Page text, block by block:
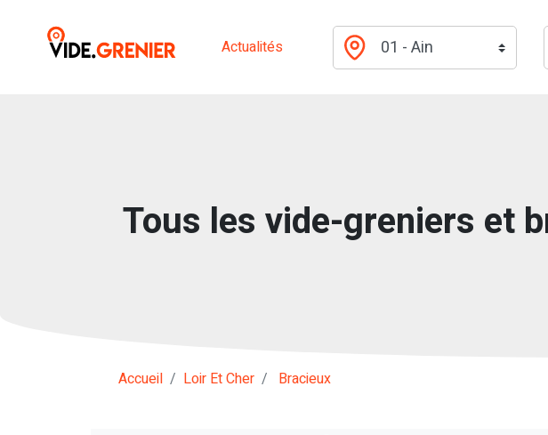
Actualités
Tous les vide-greniers et
Accueil Loir Et Cher Bracieux